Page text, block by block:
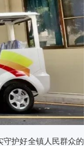
守护好全镇人民群众的